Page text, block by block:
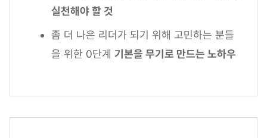
실천해야 할 것
좀 더 나은 리더가 되기 위해 고민하는 분들
을 위한 0단계 기본을 무기로 만드는 노하우